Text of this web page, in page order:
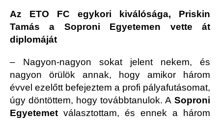
Az ETO FC egykori kiválósága, Priskin
Tamás a Soproni Egyetemen vette át
diplomáját
– Nagyon-nagyon sokat jelent nekem, és
nagyon örülök annak, hogy amikor három
évvel ezelőtt befejeztem a profi pályafutásomat,
úgy döntöttem, hogy továbbtanulok. A Soproni
Egyetemet választottam, és ennek a három